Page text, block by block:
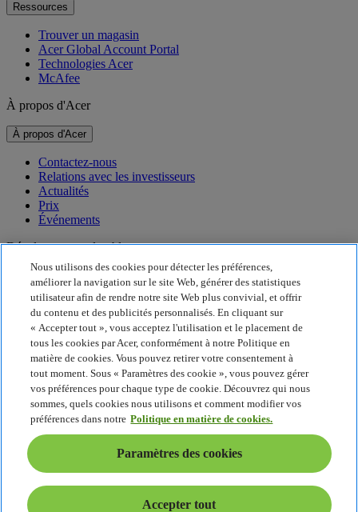
Ressources
Trouver un magasin
Acer Global Account Portal
Technologies Acer
McAfee
À propos d'Acer
À propos d'Acer
Contactez-nous
Relations avec les investisseurs
Actualités
Prix
Événements
Développement durable
Développement durable
Responsabilité sociale de l'entreprise
Empreinte carbone du produit
Project Humanity
Earthion
Politique de confidentialité
Politique en matière de cookies
Mentions légales
Informations légales supplémentaires
Politique en matière d'accessibilité
Paramètres des cookies
Suisse - Français
© 2026 Acer Inc. Intel, le logo Intel, Intel Inside, Intel Core et Core
Inside sont des marques commerciales d'Intel Corporation ou ses
Nous utilisons des cookies pour détecter les préférences,
améliorer la navigation sur le site Web, générer des statistiques
utilisateur afin de rendre notre site Web plus convivial, et offrir
du contenu et des publicités personnalisés. En cliquant sur
« Accepter tout », vous acceptez l'utilisation et le placement de
tous les cookies par Acer, conformément à notre Politique en
matière de cookies. Vous pouvez retirer votre consentement à
tout moment. Sous « Paramètres des cookie », vous pouvez gérer
vos préférences pour chaque type de cookie. Découvrez qui nous
sommes, quels cookies nous utilisons et comment modifier vos
préférences dans notre Politique en matière de cookies.
Paramètres des cookies
Accepter tout